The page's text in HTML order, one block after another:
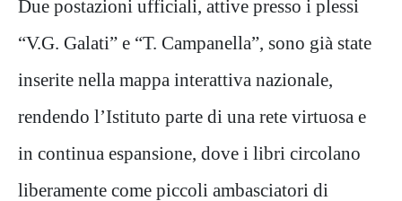
Due postazioni ufficiali, attive presso i plessi
“V.G. Galati” e “T. Campanella”, sono già state
inserite nella mappa interattiva nazionale,
rendendo l’Istituto parte di una rete virtuosa e
in continua espansione, dove i libri circolano
liberamente come piccoli ambasciatori di